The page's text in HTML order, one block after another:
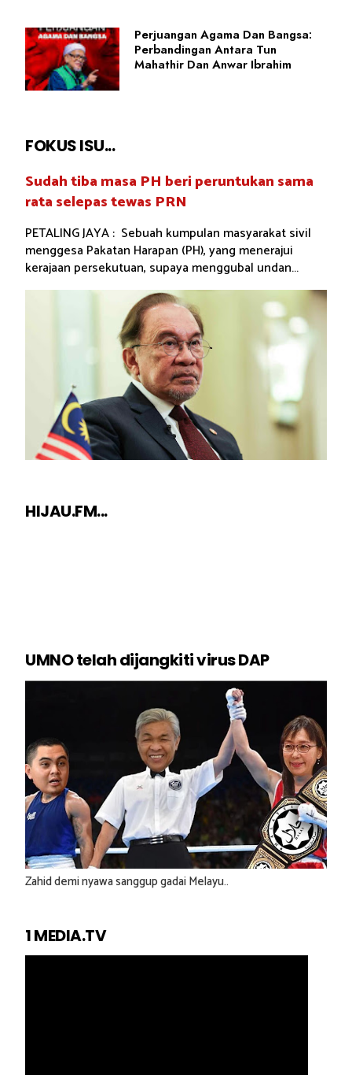
Perjuangan Agama Dan Bangsa:
Perbandingan Antara Tun
Mahathir Dan Anwar Ibrahim
FOKUS ISU...
Sudah tiba masa PH beri peruntukan sama
rata selepas tewas PRN
PETALING JAYA : Sebuah kumpulan masyarakat sivil
menggesa Pakatan Harapan (PH), yang menerajui
kerajaan persekutuan, supaya menggubal undan...
HIJAU.FM...
UMNO telah dijangkiti virus DAP
Zahid demi nyawa sanggup gadai Melayu..
1 MEDIA.TV